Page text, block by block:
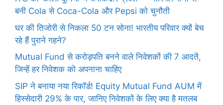
बनी Cola से Coca-Cola और Pepsi को चुनौती
घर की तिजोरी से निकला 50 टन सोना! भारतीय परिवार क्यों बेच
रहे हैं पुराने गहने?
Mutual Fund से करोड़पति बनने वाले निवेशकों की 7 आदतें,
जिन्हें हर निवेशक को अपनाना चाहिए
SIP ने बनाया नया रिकॉर्ड! Equity Mutual Fund AUM में
हिस्सेदारी 29% के पार, जानिए निवेशकों के लिए क्या है मतलब